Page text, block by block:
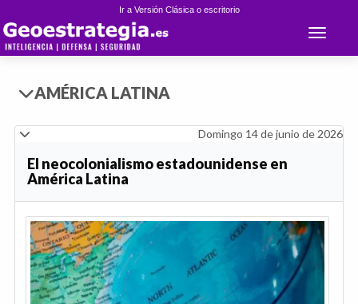
Ir a Versión Clásica o escritorio
Toggle
AMÉRICA LATINA
Domingo 14 de junio de 2026
El neocolonialismo estadounidense en
América Latina